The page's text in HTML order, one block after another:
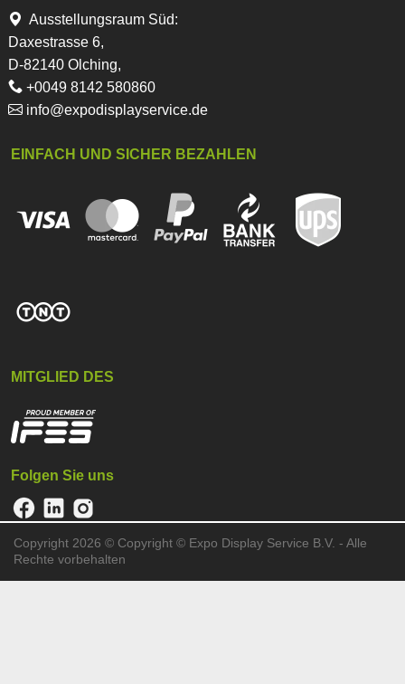
Ausstellungsraum Süd:
Daxestrasse 6,
D-82140 Olching,
+0049 8142 580860
info@expodisplayservice.de
EINFACH UND SICHER BEZAHLEN
MITGLIED DES
Folgen Sie uns
Copyright 2026 © Copyright © Expo Display Service B.V. - Alle
Rechte vorbehalten